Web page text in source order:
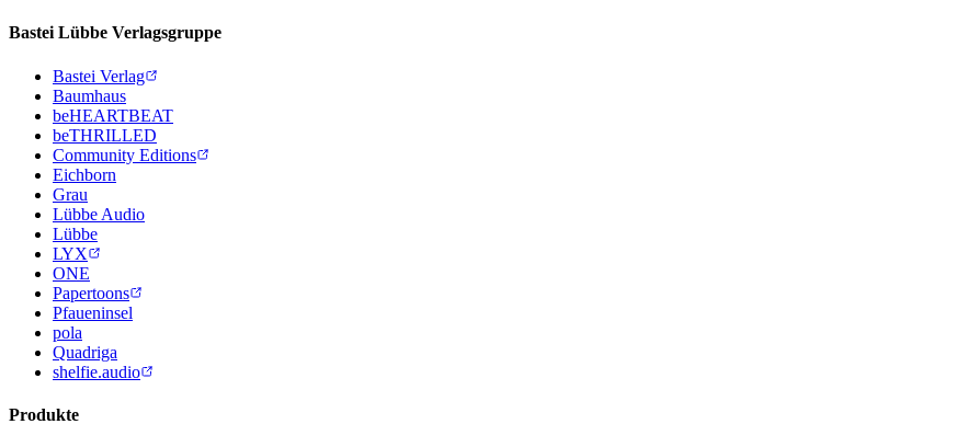
Bastei Lübbe Verlagsgruppe
Bastei Verlag
Baumhaus
beHEARTBEAT
beTHRILLED
Community Editions
Eichborn
Grau
Lübbe Audio
Lübbe
LYX
ONE
Papertoons
Pfaueninsel
pola
Quadriga
shelfie.audio
Produkte